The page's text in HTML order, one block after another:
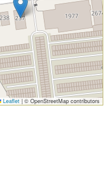
Leaflet |© OpenStreetMap contributors